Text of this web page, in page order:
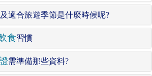
及適合旅遊季節是什麼時候呢?
食習慣
需準備那些資料?